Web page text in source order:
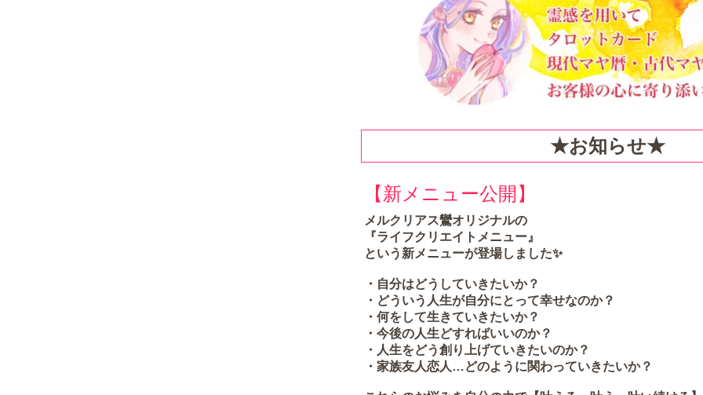
★お知らせ★
【新メニュー公開】
メルクリアス鸞オリジナルの
『ライフクリエイトメニュー』
という新メニューが登場しました✨
・自分はどうしていきたいか？
・どういう人生が自分にとって幸せなのか？
・何をして生きていきたいか？
・今後の人生どすればいいのか？
・人生をどう創り上げていきたいのか？
・家族友人恋人…どのように関わっていきたいか？